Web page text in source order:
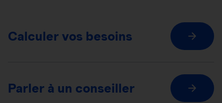
Calculer vos besoins
Parler à un conseiller